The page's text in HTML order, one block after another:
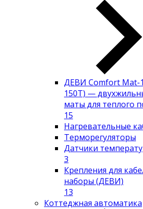
ДЕВИ Comfort Mat-
150T) —
маты для теплого
15
Нагревательные
Терморегуляторы
Датчики
3
Крепления для
наборы (ДЕВИ)
13
Коттеджная автоматика